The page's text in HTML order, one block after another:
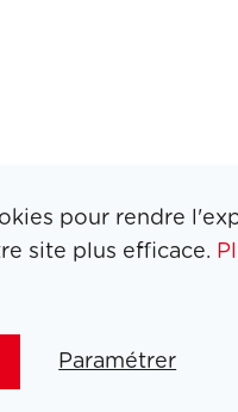
JEUX
pour rendre
site plus efficace.
Paramétrer